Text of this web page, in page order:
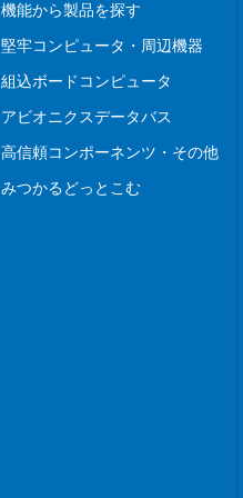
機能から製品を探す
堅牢コンピュータ・周辺機器
組込ボードコンピュータ
アビオニクスデータバス
高信頼コンポーネンツ・その他
みつかるどっとこむ